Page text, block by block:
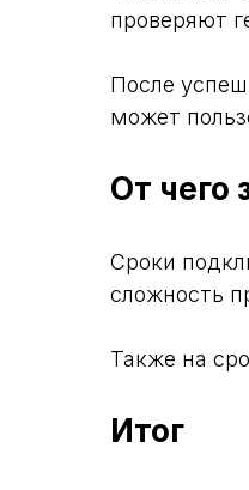
проверяют
После
может
От чего
Сроки
сложность
Также на
Итог